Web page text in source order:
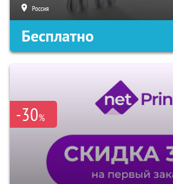
Россия
Бесплатно
-30%